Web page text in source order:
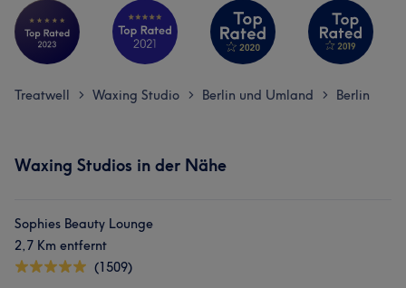
Treatwell > Waxing Studio > Berlin und Umland > Berlin
Waxing Studios in der Nähe
Sophies Beauty Lounge
2,7 Km entfernt
(1509)